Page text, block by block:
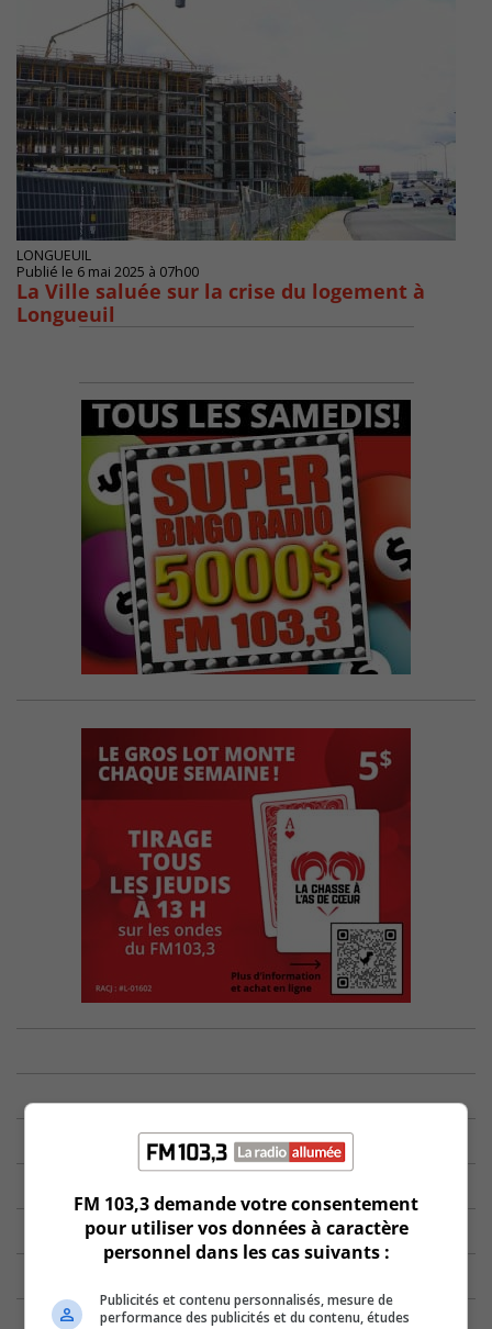
LONGUEUIL
Publié le 6 mai 2025 à 07h00
La Ville saluée sur la crise du logement à
Longueuil
FM 103,3 demande votre consentement
pour utiliser vos données à caractère
personnel dans les cas suivants :
Publicités et contenu personnalisés, mesure de
performance des publicités et du contenu, études